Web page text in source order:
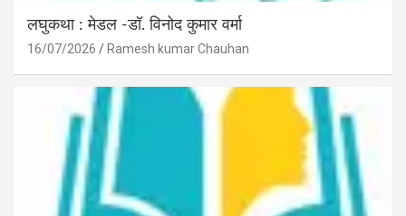
लघुकथा : मेडल -डॉ. विनोद कुमार वर्मा
16/07/2026 Ramesh kumar Chauhan